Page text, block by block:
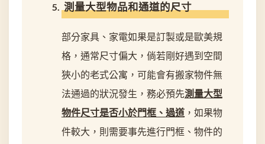
測量大型物品和通道的尺寸
部分家具、家電如果是訂製或是歐美規
格，通常尺寸偏大，倘若剛好遇到空間
狹小的老式公寓，可能會有搬家物件無
法通過的狀況發生，務必預先測量大型
物件尺寸是否小於門框、過道，如果物
件較大，則需要事先進行門框、物件的